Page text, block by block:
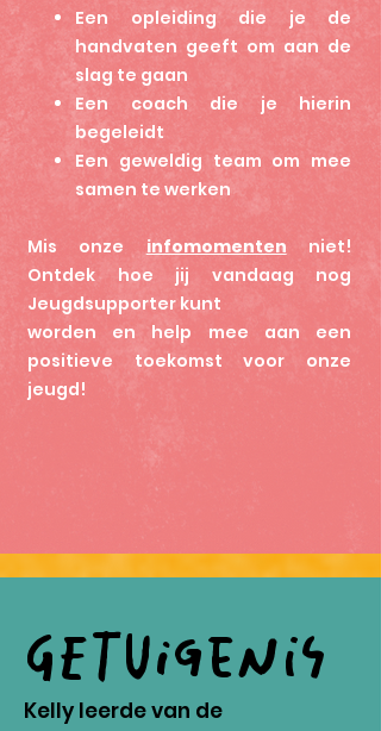
Een opleiding die je de
handvaten geeft om aan de
slag te gaan
Een coach die je hierin
begeleidt
Een geweldig team om mee
samen te werken
Mis onze infomomenten
niet!
Ontdek hoe jij vandaag nog
Jeugdsupporter kunt
worden en help mee aan een
positieve toekomst voor onze
jeugd!
Getuigenis
Kelly leerde van de